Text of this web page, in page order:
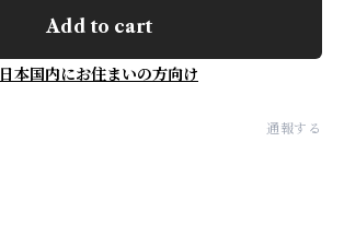
Add to cart
日本国内にお住まいの方向け
通報する